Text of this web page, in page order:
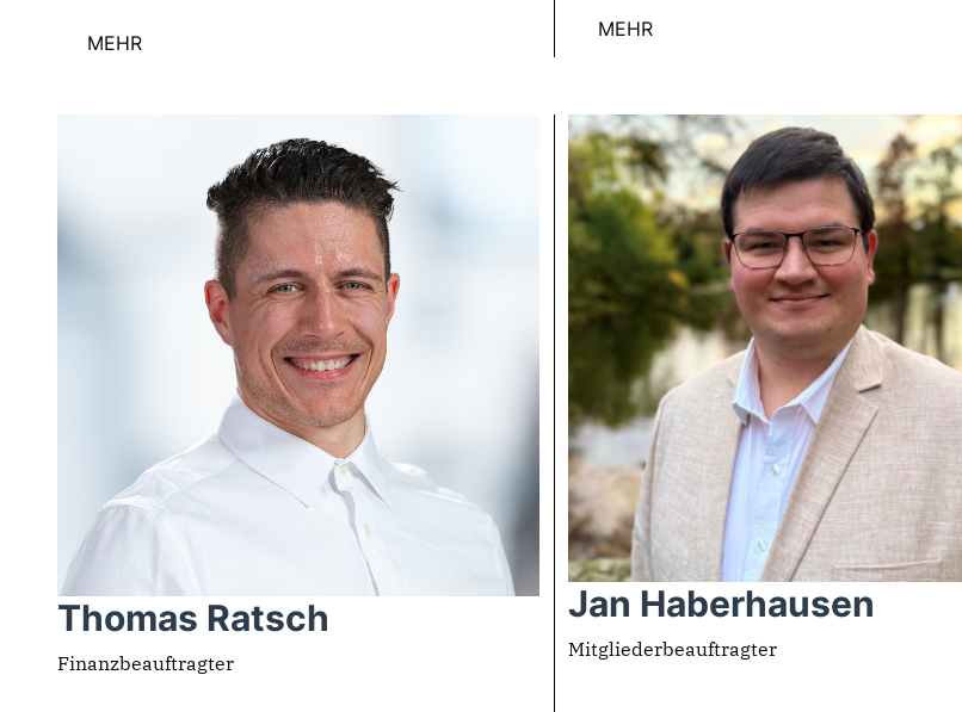
MEHR
MEHR
Thomas Ratsch
Finanzbeauftragter
Jan Haberhausen
Mitgliederbeauftragter